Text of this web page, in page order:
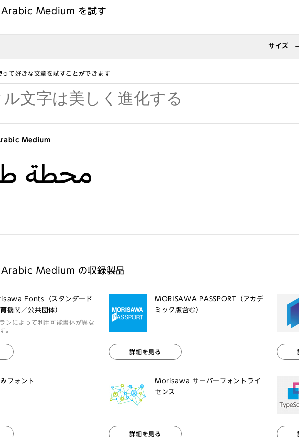
Medium を試す
サイズ
て好きな文章を試すことができます
Medium
محطة
Medium の収録製品
Fonts（スタンダード
機関／公共団体）
ンによって利用可能書体が異な
。
MORISAWA PASSPORT（アカデ
ミック版含む）
詳細を見る
フォント
Morisawa サーバーフォントライ
センス
詳細を見る